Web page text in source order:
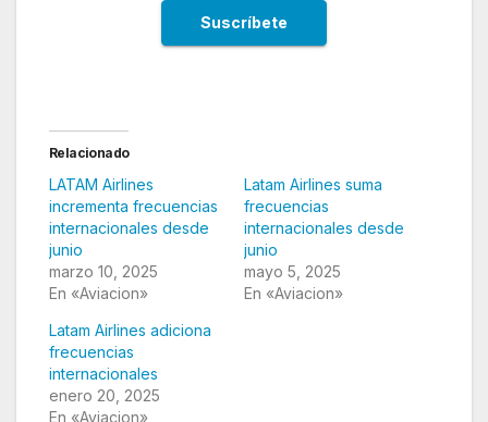
Relacionado
LATAM Airlines
incrementa frecuencias
internacionales desde
junio
marzo 10, 2025
En «Aviacion»
Latam Airlines suma
frecuencias
internacionales desde
junio
mayo 5, 2025
En «Aviacion»
Latam Airlines adiciona
frecuencias
internacionales
enero 20, 2025
En «Aviacion»